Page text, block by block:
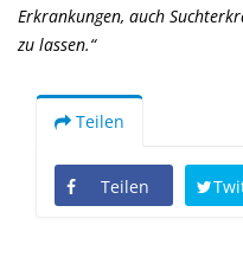
Erkrankungen, auch
zu lassen.“
Teilen
Teilen